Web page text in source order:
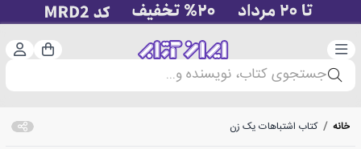
دسته‌بندی سبد
جستجوی کتاب، نویسنده و...
خانه / کتاب اشتباهات یک زن